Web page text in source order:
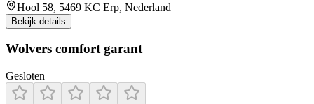
Hool 58, 5469 KC Erp, Nederland
Bekijk details
Wolvers comfort garant
Gesloten